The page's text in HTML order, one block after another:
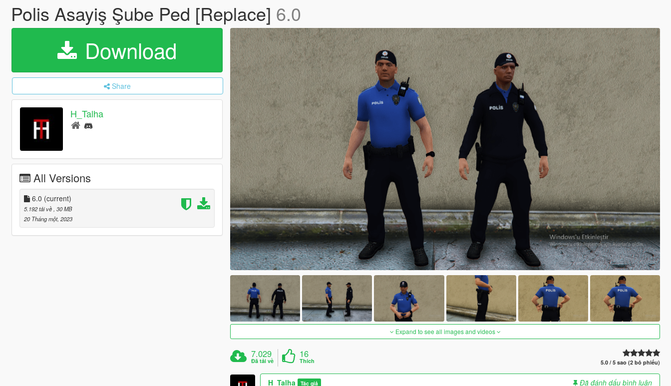
Polis Asayiş Şube Ped [Replace] 6.0
Download
Share
H_Talha
All Versions
6.0 (current)
5.192 tải về , 30 MB
20 Tháng một, 2023
Expand to see all images and videos
7.029
Đã tải về
16
Thích 5.0 / 5 sao (2 bỏ phiếu)
H_Talha Tác giả
Đã đánh dấu bình luận